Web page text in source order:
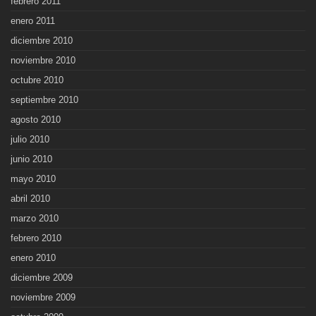
enero 2011
diciembre 2010
noviembre 2010
octubre 2010
septiembre 2010
agosto 2010
julio 2010
junio 2010
mayo 2010
abril 2010
marzo 2010
febrero 2010
enero 2010
diciembre 2009
noviembre 2009